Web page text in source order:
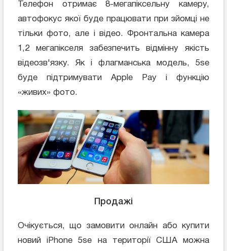
Телефон отримає 8-мегапіксельну камеру,
автофокус якої буде працювати при зйомці не
тільки фото, але і відео. Фронтальна камера
1,2 мегапікселя забезпечить відмінну якість
відеозв'язку. Як і флагманська модель, 5se
буде підтримувати Apple Pay і функцію
«живих» фото.
Продажі
Очікується, що замовити онлайн або купити
новий iPhone 5se на території США можна